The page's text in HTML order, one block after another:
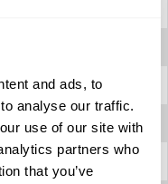
and ads, to
analyse our traffic.
use of our site with
partners who
that you’ve
Sí